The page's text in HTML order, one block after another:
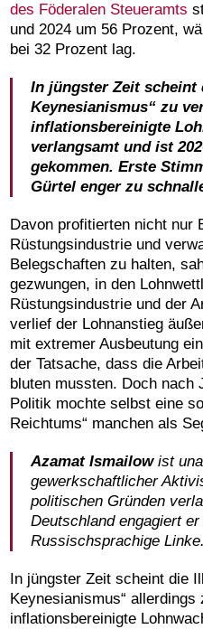
des Föderalen Steueramts
und 2024 um 56 Prozent,
bei 32 Prozent lag.
In jüngster Zeit
Keynesianismus“ zu
inflationsbereinigte
verlangsamt und ist
gekommen. Erste
Gürtel enger zu
Davon profitierten nicht nur
Rüstungsindustrie und
Belegschaften zu halten,
gezwungen, in den
Rüstungsindustrie und der
verlief der Lohnanstieg
mit extremer Ausbeutung
der Tatsache, dass die
bluten mussten. Doch nach
Politik mochte selbst eine
Reichtums“ manchen als
Azamat Ismailowist
gewerkschaftlicher
politischen Gründen
Deutschland engagiert
Russischsprachige Linke.
In jüngster Zeit scheint die
Keynesianismus“
inflationsbereinigte